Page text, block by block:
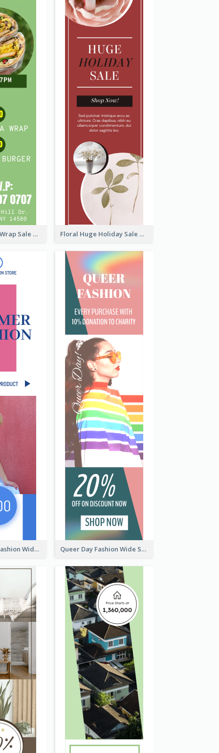
Vegan Tortilla Wrap Sale Wide Skyscraper Banner Floral Huge Holiday Sale Wide Skyscraper Banner
Summer Cosy Fashion Wide Skyscraper Banner Queer Day Fashion Wide Skyscraper Banner